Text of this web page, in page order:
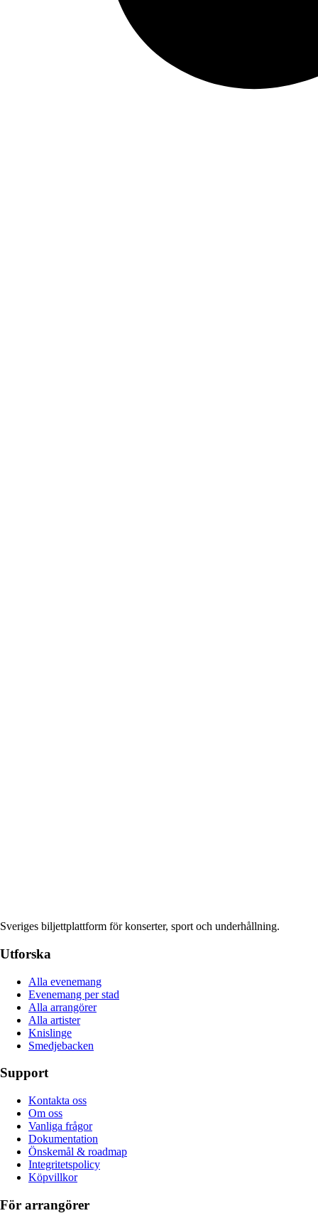
Sveriges biljettplattform för konserter, sport och underhållning.
Utforska
Alla evenemang
Evenemang per stad
Alla arrangörer
Alla artister
Knislinge
Smedjebacken
Support
Kontakta oss
Om oss
Vanliga frågor
Dokumentation
Önskemål & roadmap
Integritetspolicy
Köpvillkor
För arrangörer